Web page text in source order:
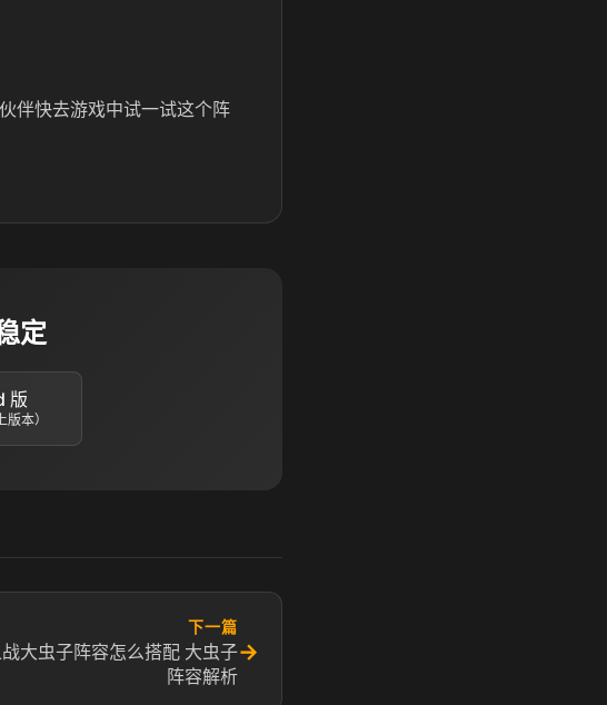
伴快去游戏中试一试这个阵
定
版
本）
下一篇
大虫子阵容怎么搭配 大虫子
阵容解析
→